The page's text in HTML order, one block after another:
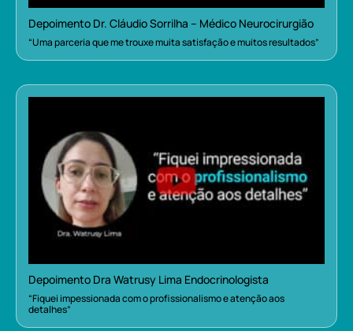
Depoimento Dr. Cláudio Sorrilha – Médico Neurocirurgião
“Uma parceria que me trouxe muita satisfação e muitos resultados”
Depoimento Dra Watrusy Lima Endocrinologista
“Fiquei impessionada com o profissionalismo e atenção aos
detalhes”